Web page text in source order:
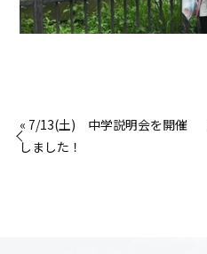
« 7/13(土) 中学説明会を開催
しました！